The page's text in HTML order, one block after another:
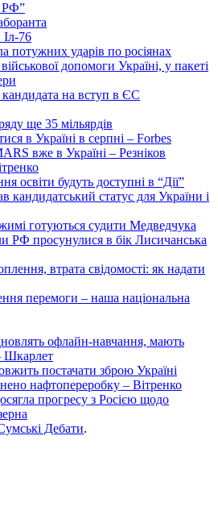
РФ”
Іл-76
потужних ударів по росіянах
допомоги Україні, у пакеті
кандидата на вступ в ЄС
ще 35 мільярдів
в Україні в серпні – Forbes
вже в Україні – Резніков
освіти будуть доступні в “Дії”
кандидатський статус для України і
готуються судити Медведчука
РФ просунулися в бік Лисичанська
втрата свідомості: як надати
перемоги – наша національна
офлайн-навчання, мають
Шкарлет
постачати зброю Україні
нафтопереробку – Вітренко
прогресу з Росією щодо
Дебати.